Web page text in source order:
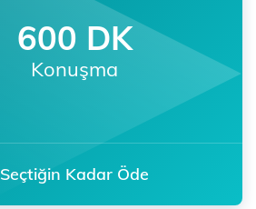
600 DK
Konuşma
Seçtiğin Kadar Öde